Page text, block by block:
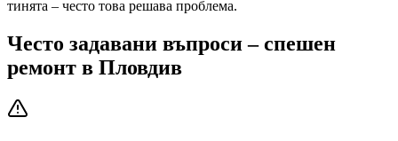
тинята – често това решава проблема.
Често задавани въпроси – спешен
ремонт в Пловдив